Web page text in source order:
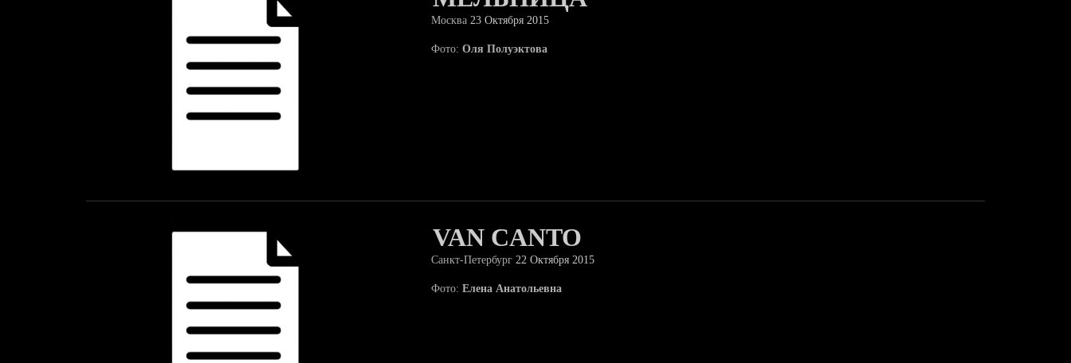
Москва 23 Октября 2015
Фото: Оля Полуэктова
VAN CANTO
Санкт-Петербург 22 Октября 2015
Фото: Елена Анатольевна